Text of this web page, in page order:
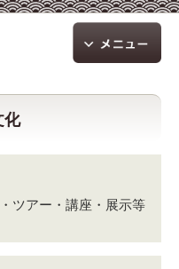
化
ツアー・講座・展示等